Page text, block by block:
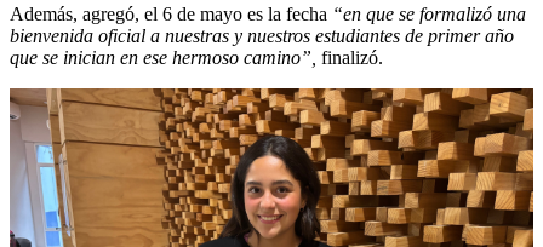
Además, agregó, el 6 de mayo es la fecha “en que se formalizó una
bienvenida oficial a nuestras y nuestros estudiantes de primer año
que se inician en ese hermoso camino”, finalizó.